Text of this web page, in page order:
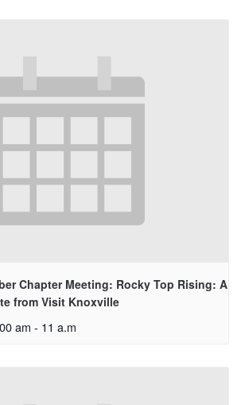
Chapter Meeting: Rocky Top Rising: A
from Visit Knoxville
am - 11 a.m